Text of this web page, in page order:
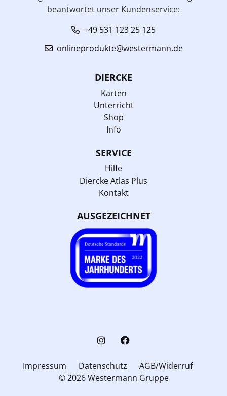
beantwortet unser Kundenservice:
+49 531 123 25 125
onlineprodukte@westermann.de
DIERCKE
Karten
Unterricht
Shop
Info
SERVICE
Hilfe
Diercke Atlas Plus
Kontakt
AUSGEZEICHNET
Impressum Datenschutz
AGB/Widerruf
© 2026 Westermann Gruppe